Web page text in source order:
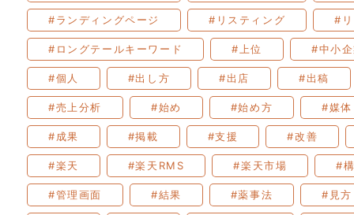
#ランディングページ #リスティング #
#ロングテールキーワード #上位 #中小
#個人 #出し方 #出店 #出稿
#売上分析 #始め #始め方 #媒体
#成果 #掲載 #支援 #改善
#楽天 #楽天RMS #楽天市場 #
#管理画面 #結果 #薬事法 #見方